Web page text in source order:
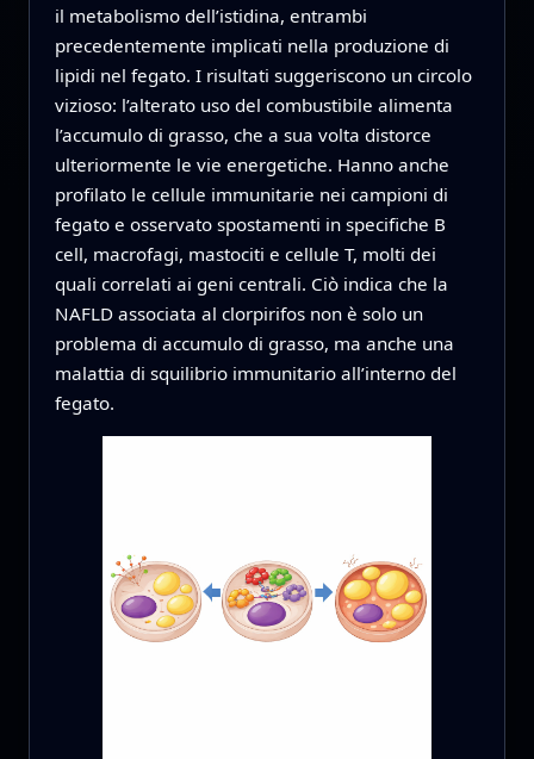
il metabolismo dell’istidina, entrambi
precedentemente implicati nella produzione di
lipidi nel fegato. I risultati suggeriscono un circolo
vizioso: l’alterato uso del combustibile alimenta
l’accumulo di grasso, che a sua volta distorce
ulteriormente le vie energetiche. Hanno anche
profilato le cellule immunitarie nei campioni di
fegato e osservato spostamenti in specifiche B
cell, macrofagi, mastociti e cellule T, molti dei
quali correlati ai geni centrali. Ciò indica che la
NAFLD associata al clorpirifos non è solo un
problema di accumulo di grasso, ma anche una
malattia di squilibrio immunitario all’interno del
fegato.